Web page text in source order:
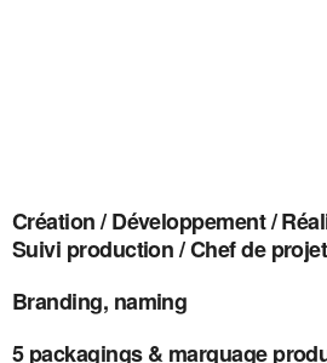
Création / Développement /
Suivi production / Chef de
Branding, naming
5 packagings & marquage